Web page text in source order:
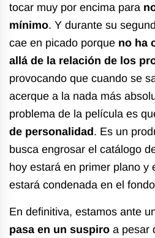
tocar muy por encima para
mínimo. Y durante su
cae en picado porque no ha
allá de la relación de los
provocando que cuando se
acerque a la nada más
problema de la película es
de personalidad. Es un
busca engrosar el catálogo
hoy estará en primer plano y
estará condenada en el
En definitiva, estamos ante
pasa en un suspiro a pesar